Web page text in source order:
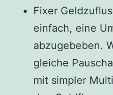
Fixer
einfach, eine
abzugebeben.
gleiche
mit simpler